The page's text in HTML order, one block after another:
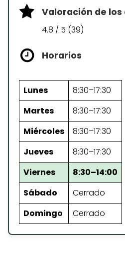
Valoración de
4.8 / 5 (39)
Horarios
Lunes
8:30–17:30
Martes
8:30–17:30
Miércoles
8:30–17:30
Jueves
8:30–17:30
Viernes
8:30–14:00
Sábado
Cerrado
Domingo
Cerrado